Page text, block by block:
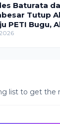
Baturata
Tutup
PETI Bugu,
Diduga
list to get the